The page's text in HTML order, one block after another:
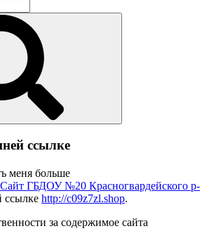
ссылке
меня больше
Сайт ГБДОУ №20 Красногвардейского р-
ссылке http://c09z7zl.shop.
за содержимое сайта